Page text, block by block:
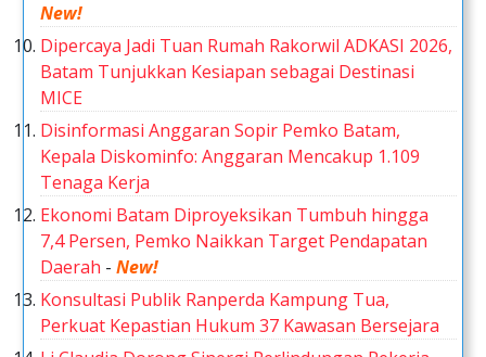
New!
Dipercaya Jadi Tuan Rumah Rakorwil ADKASI 2026,
Batam Tunjukkan Kesiapan sebagai Destinasi
MICE
Disinformasi Anggaran Sopir Pemko Batam,
Kepala Diskominfo: Anggaran Mencakup 1.109
Tenaga Kerja
Ekonomi Batam Diproyeksikan Tumbuh hingga
7,4 Persen, Pemko Naikkan Target Pendapatan
Daerah -New!
Konsultasi Publik Ranperda Kampung Tua,
Perkuat Kepastian Hukum 37 Kawasan Bersejara